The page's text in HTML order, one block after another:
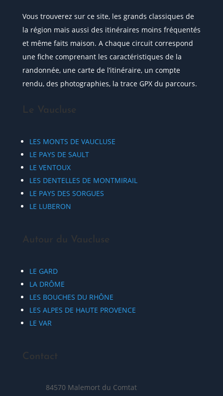
Vous trouverez sur ce site, les grands classiques de
la région mais aussi des itinéraires moins fréquentés
et même faits maison. A chaque circuit correspond
une fiche comprenant les caractéristiques de la
randonnée, une carte de l’itinéraire, un compte
rendu, des photographies, la trace GPX du parcours.
Le Vaucluse
LES MONTS DE VAUCLUSE
LE PAYS DE SAULT
LE VENTOUX
LES DENTELLES DE MONTMIRAIL
LE PAYS DES SORGUES
LE LUBERON
Autour du Vaucluse
LE GARD
LA DRÔME
LES BOUCHES DU RHÔNE
LES ALPES DE HAUTE PROVENCE
LE VAR
Contact
84570 Malemort du Comtat